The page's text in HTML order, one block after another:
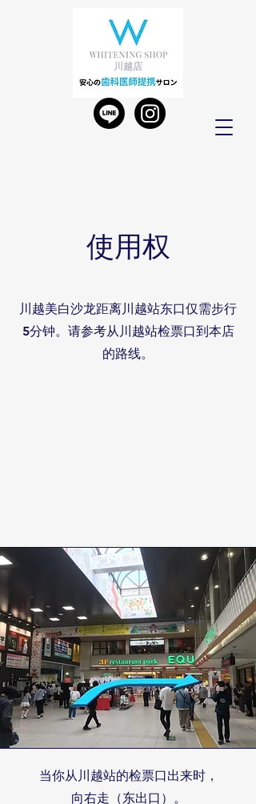
川越店
使用权
川越美白沙龙距离川越站东口仅需步行
5分钟。请参考从川越站检票口到本店
的路线。
当你从川越站的检票口出来时，
向右走（东出口）。